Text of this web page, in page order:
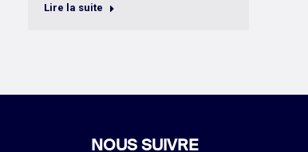
Lire la suite
NOUS SUIVRE